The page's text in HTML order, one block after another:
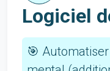
Logiciel
🎯